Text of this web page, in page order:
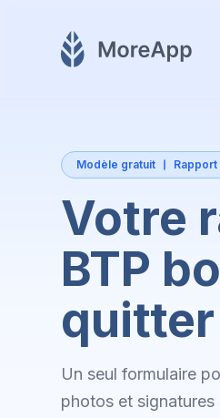
Modèle gratuit Rapport
Votre
BTP
Un seul formulaire
photos et signatures